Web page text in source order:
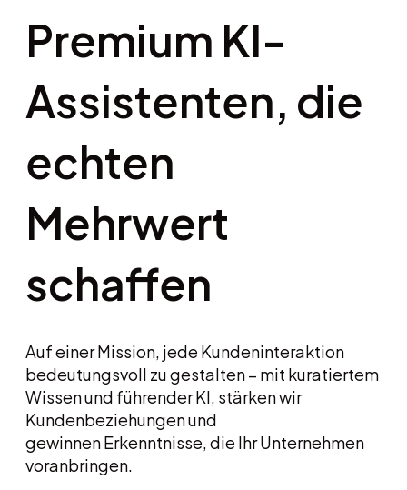
Premium KI-
Assistenten, die
echten
Mehrwert
schaffen
Auf einer Mission, jede Kundeninteraktion
bedeutungsvoll zu gestalten – mit kuratiertem
Wissen und führender KI, stärken wir
Kundenbeziehungen und
gewinnen Erkenntnisse, die Ihr Unternehmen
voranbringen.